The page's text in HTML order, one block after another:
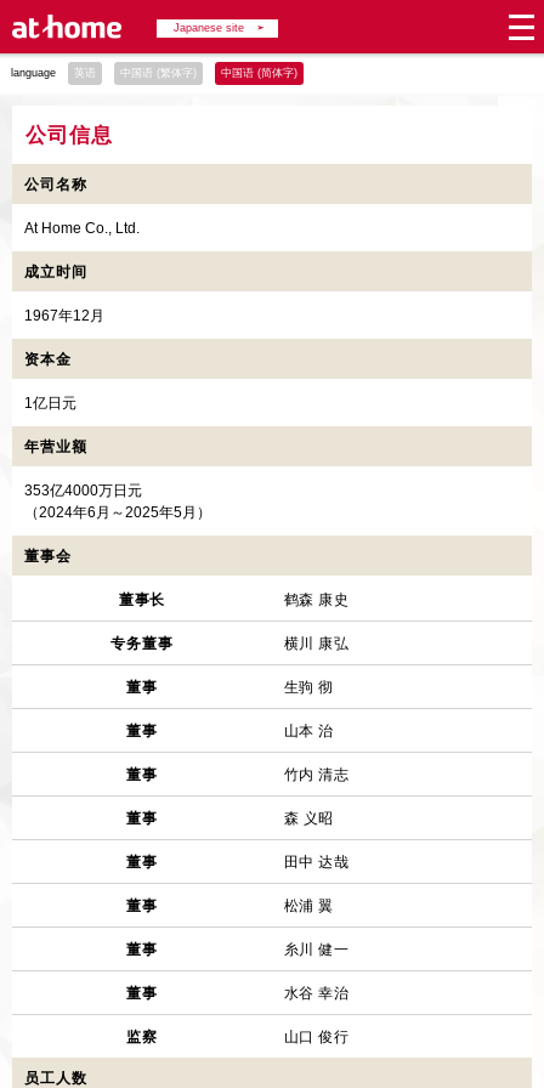
Japanese site
language 英语 中国语 (繁体字) 中国语 (简体字)
公司信息
公司名称
At Home Co., Ltd.
成立时间
1967年12月
资本金
1亿日元
年营业额
353亿4000万日元
（2024年6月～2025年5月）
董事会
董事长 鹤森 康史
专务董事 横川 康弘
董事 生驹 彻
董事 山本 治
董事 竹内 清志
董事 森 义昭
董事 田中 达哉
董事 松浦 翼
董事 糸川 健一
董事 水谷 幸治
监察 山口 俊行
员工人数